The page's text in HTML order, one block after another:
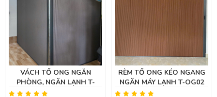
VÁCH TỔ ONG NGĂN
PHÒNG, NGĂN LẠNH T-
OG05 (XÁM ĐẬM)
RÈM TỔ ONG KÉO NGANG
NGĂN MÁY LẠNH T-OG02
(MÀU NÂU GỖ)